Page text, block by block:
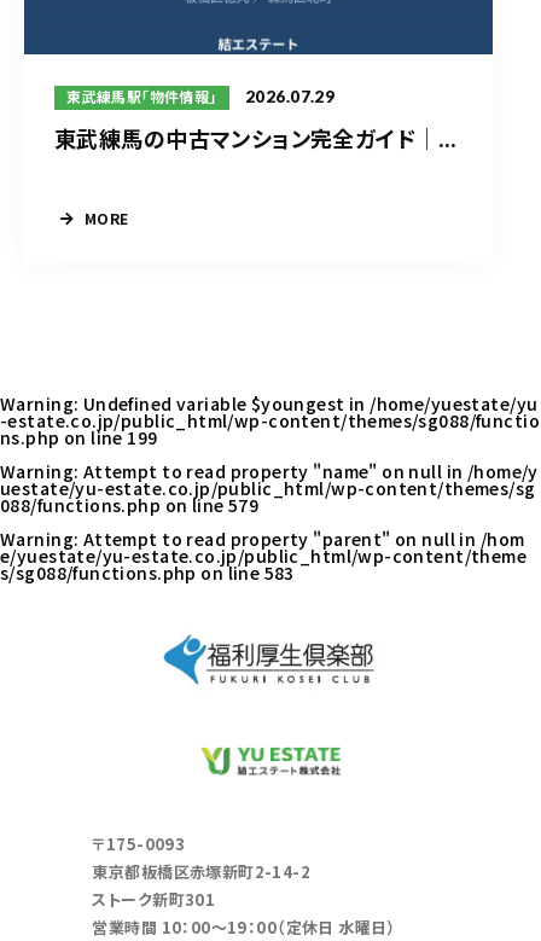
東武練馬駅「物件情報」 2026.07.29
東武練馬の中古マンション完全ガイド｜...
MORE
Warning: Undefined variable $youngest in /home/yuestate/yu
-estate.co.jp/public_html/wp-content/themes/sg088/functio
ns.php on line199
Warning: Attempt to read property "name" on null in /home/y
uestate/yu-estate.co.jp/public_html/wp-content/themes/sg
088/functions.php on line 579
Warning: Attempt to read property "parent" on null in /hom
e/yuestate/yu-estate.co.jp/public_html/wp-content/theme
s/sg088/functions.php on line 583
〒175-0093
東京都板橋区赤塚新町2-14-2
ストーク新町301
営業時間 10：00～19：00（定休日 水曜日）